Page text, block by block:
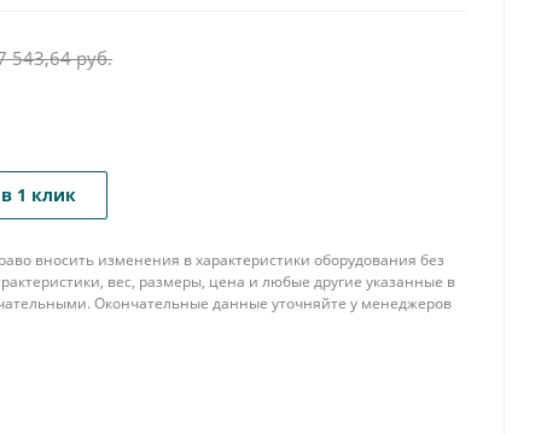
543,64руб.
1 клик
вносить изменения в характеристики оборудования без
вес, размеры, цена и любые другие указанные в
Окончательные данные уточняйте у менеджеров